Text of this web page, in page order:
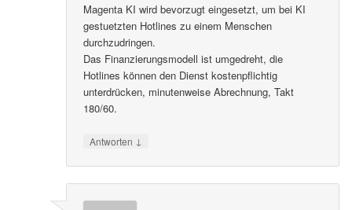
Magenta KI wird bevorzugt eingesetzt, um bei KI
gestuetzten Hotlines zu einem Menschen
durchzudringen.
Das Finanzierungsmodell ist umgedreht, die
Hotlines können den Dienst kostenpflichtig
unterdrücken, minutenweise Abrechnung, Takt
180/60.
Antworten ↓